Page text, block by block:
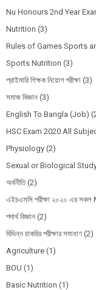
Nu Honours 2nd Year
Nutrition (3)
Rules of Games Sports
Sports Nutrition (3)
প্রাইমারি শিক্ষক নিয়োগ পরীক্ষা (3)
সমাজ বিজ্ঞান (3)
English To Bangla (Job)
HSC Exam 2020 All
Physiology (2)
Sexual or Biological
অর্থনীতি (2)
এইচএসসি পরীক্ষা ২০২০ এর সকল
পদার্থ বিজ্ঞান (2)
বিভিন্ন চাকরির পরীক্ষার সমাধাণ (2)
Agriculture (1)
BOU (1)
Basic Nutrition (1)